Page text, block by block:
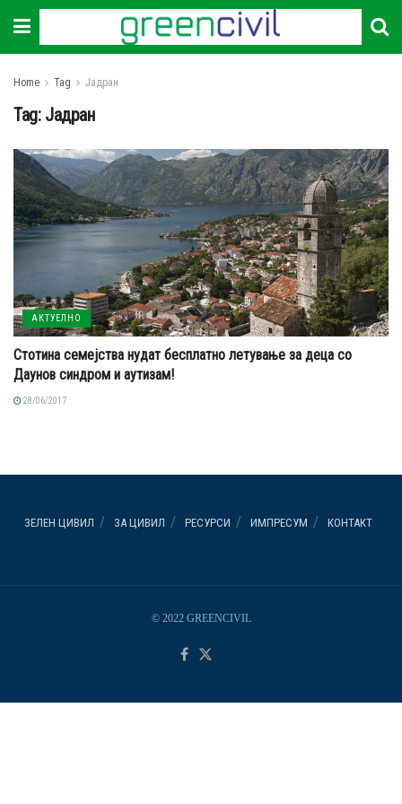
Home Tag Јадран
Tag: Јадран
АКТУЕЛНО
Стотина семејства нудат бесплатно летување за деца со
Даунов синдром и аутизам!
28/06/2017
ЗЕЛЕН ЦИВИЛ ЗА ЦИВИЛ РЕСУРСИ ИМПРЕСУМ КОНТАКТ
© 2022 GREENCIVIL